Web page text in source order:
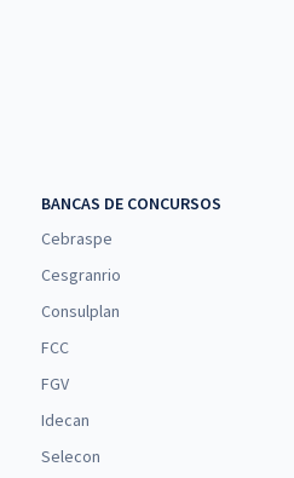
BANCAS DE CONCURSOS
Cebraspe
Cesgranrio
Consulplan
FCC
FGV
Idecan
Selecon